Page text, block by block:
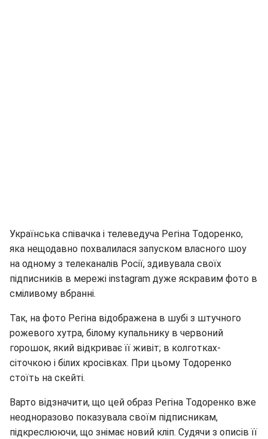
Українська співачка і телеведуча Регіна Тодоренко,
яка нещодавно похвалилася запуском власного шоу
на одному з телеканалів Росії, здивувала своїх
підписників в мережі instagram дуже яскравим фото в
сміливому вбранні.
Так, на фото Регіна відображена в шубі з штучного
рожевого хутра, білому купальнику в червоний
горошок, який відкриває її живіт; в колготках-
сіточкою і білих кросівках. При цьому Тодоренко
стоїть на скейті.
Варто відзначити, що цей образ Регіна Тодоренко вже
неодноразово показувала своїм підписникам,
підкреслюючи, що знімає новий кліп. Судячи з описів її